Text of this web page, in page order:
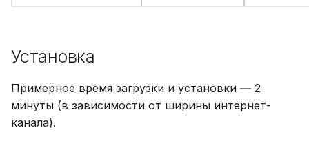
Установка
Примерное время загрузки и установки ― 2
минуты (в зависимости от ширины интернет-
канала).